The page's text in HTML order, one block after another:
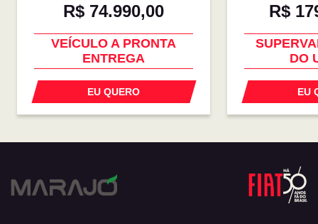
R$ 74.990,00
VEÍCULO A PRONTA
ENTREGA
EU QUERO
R$
DO
EU